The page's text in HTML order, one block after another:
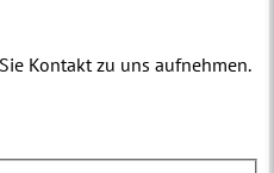
Kontakt zu uns aufnehmen.